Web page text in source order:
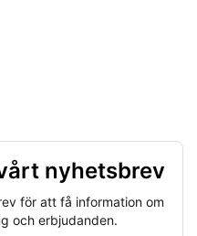
nyhetsbrev
för att få information om
och erbjudanden.